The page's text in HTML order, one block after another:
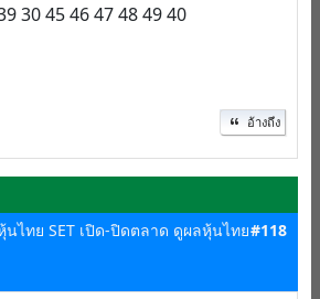
30 45 46 47 48 49 40
อ้างถึง
นไทย SET เปิด-ปิดตลาด ดูผลหุ้นไทย#118